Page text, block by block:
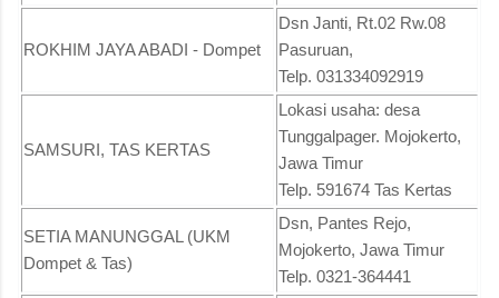
ROKHIM JAYA ABADI - Dompet
Dsn Janti, Rt.02 Rw.08
Pasuruan,
Telp. 031334092919
SAMSURI, TAS KERTAS
Lokasi usaha: desa
Tunggalpager. Mojokerto,
Jawa Timur
Telp. 591674 Tas Kertas
SETIA MANUNGGAL (UKM
Dompet & Tas)
Dsn, Pantes Rejo,
Mojokerto, Jawa Timur
Telp. 0321-364441